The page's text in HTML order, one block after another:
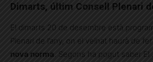
Dimarts, últim Consell Plenari
El dimarts 20 de desembre està
Plenari de l’any, on el veïnat haurà de
nova norma. Segons ha pogut saber El